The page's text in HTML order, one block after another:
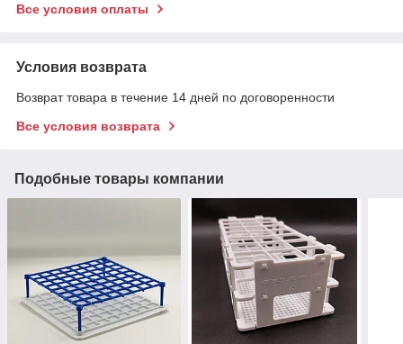
Все условия оплаты
Условия возврата
Возврат товара в течение 14 дней по договоренности
Все условия возврата
Подобные товары компании